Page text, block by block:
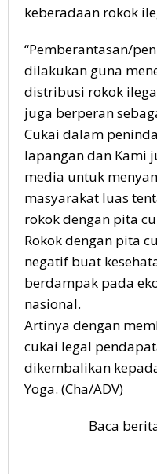
keberadaan rokok
“Pemberantasan/
dilakukan guna
distribusi rokok
juga berperan
Cukai dalam
lapangan dan Kami
media untuk
masyarakat luas
rokok dengan pita
Rokok dengan pita
negatif buat
berdampak pada
nasional.
Artinya dengan
cukai legal
dikembalikan
Yoga. (Cha/ADV)
Baca